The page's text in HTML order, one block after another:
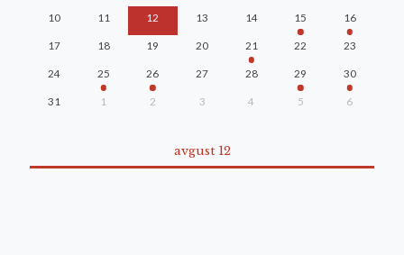
10 11 12 13 14 15 16
17 18 19 20 21 22 23
24 25 26 27 28 29 30
31 1 2 3 4 5 6
avgust 12